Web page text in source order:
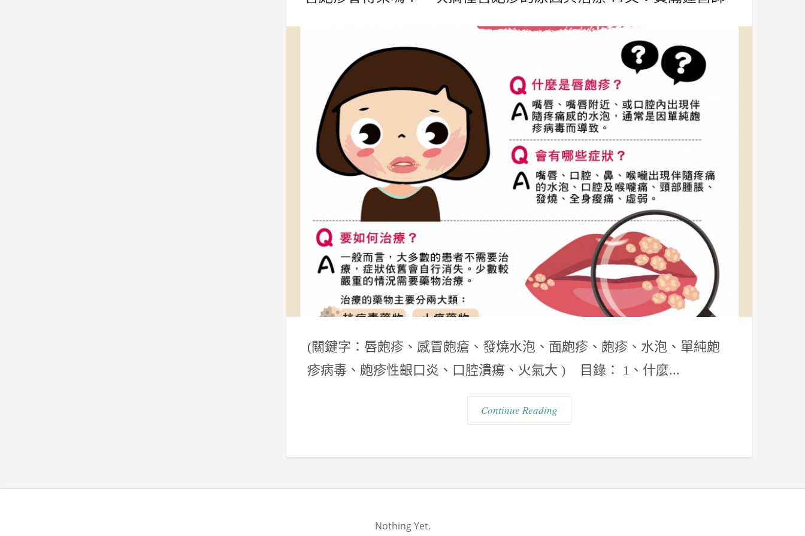
(關鍵字：唇皰疹、感冒皰瘡、發燒水泡、面皰疹、皰疹、水泡、單純皰
疹病毒、皰疹性齦口炎、口腔潰瘍、火氣大 ) 目錄： 1、什麼...
Continue Reading
Nothing Yet.